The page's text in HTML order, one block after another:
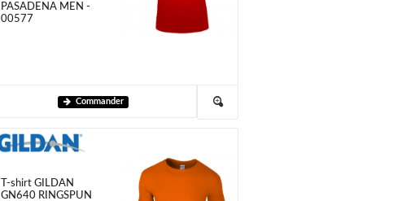
PASADENA MEN -
00577
Commander
T-shirt GILDAN
GN640 RINGSPUN